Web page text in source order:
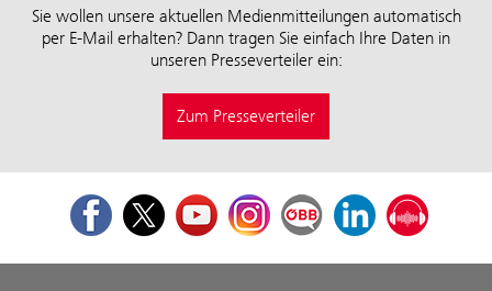
Sie wollen unsere aktuellen Medienmitteilungen automatisch
per E-Mail erhalten? Dann tragen Sie einfach Ihre Daten in
unseren Presseverteiler ein:
Zum Presseverteiler
FacebookTwitterYoutubeInstagramÖBB Corporate Blog
LinkedInPodcast